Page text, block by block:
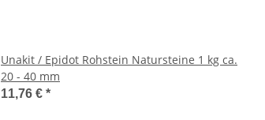
Unakit / Epidot Rohstein Natursteine 1 kg ca.
20 - 40 mm
11,76 € *